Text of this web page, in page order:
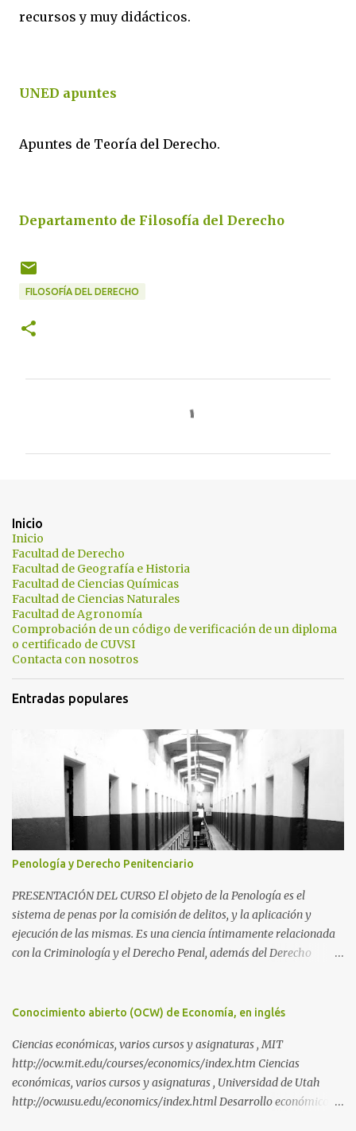
recursos y muy didácticos.
UNED apuntes
Apuntes de Teoría del Derecho.
Departamento de Filosofía del Derecho
FILOSOFÍA DEL DERECHO
a
r
i
o
s
Inicio
Inicio
Facultad de Derecho
Facultad de Geografía e Historia
Facultad de Ciencias Químicas
Facultad de Ciencias Naturales
Facultad de Agronomía
Comprobación de un código de verificación de un diploma
o certificado de CUVSI
Contacta con nosotros
Entradas populares
Penología y Derecho Penitenciario
PRESENTACIÓN DEL CURSO El objeto de la Penología es el
sistema de penas por la comisión de delitos, y la aplicación y
ejecución de las mismas. Es una ciencia íntimamente relacionada
con la Criminología y el Derecho Penal, además del Derecho
como prevención de los delitos y salvaguarda de los principios de
propiamente dicho, es una de las tres partes de la Ciencia Penal,
junto con la parte general (Criminología) y el Derecho Procesal
Penal. Si la parte general se ocupa del delito en sí y la parte
especial de su proceso, la Penología, de todo lo asociado a las
Conocimiento abierto (OCW) de Economía, en inglés
Ciencias económicas, varios cursos y asignaturas , MIT
http://ocw.mit.edu/courses/economics/index.htm Ciencias
económicas, varios cursos y asignaturas , Universidad de Utah
http://ocw.usu.edu/economics/index.html Desarrollo económico y